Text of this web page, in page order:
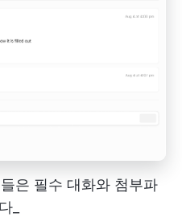
은 필수 대화와 첨부파
_